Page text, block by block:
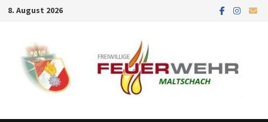
Zum
springen
8. August 2026